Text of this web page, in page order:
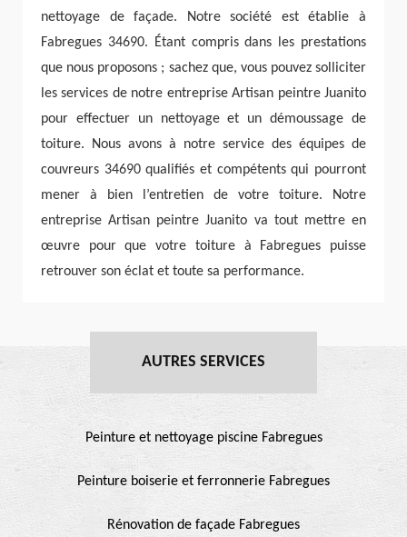
nettoyage de façade. Notre société est établie à
Fabregues 34690. Étant compris dans les prestations
que nous proposons ; sachez que, vous pouvez solliciter
les services de notre entreprise Artisan peintre Juanito
pour effectuer un nettoyage et un démoussage de
toiture. Nous avons à notre service des équipes de
couvreurs 34690 qualifiés et compétents qui pourront
mener à bien l’entretien de votre toiture. Notre
entreprise Artisan peintre Juanito va tout mettre en
œuvre pour que votre toiture à Fabregues puisse
retrouver son éclat et toute sa performance.
AUTRES SERVICES
Peinture et nettoyage piscine Fabregues
Peinture boiserie et ferronnerie Fabregues
Rénovation de façade Fabregues